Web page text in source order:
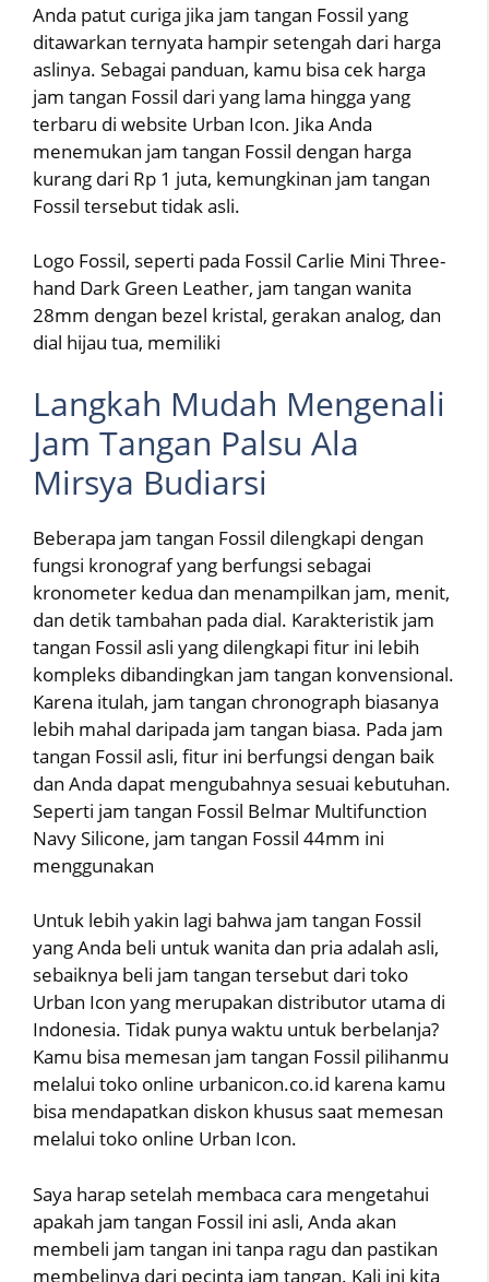
Anda patut curiga jika jam tangan Fossil yang
ditawarkan ternyata hampir setengah dari harga
aslinya. Sebagai panduan, kamu bisa cek harga
jam tangan Fossil dari yang lama hingga yang
terbaru di website Urban Icon. Jika Anda
menemukan jam tangan Fossil dengan harga
kurang dari Rp 1 juta, kemungkinan jam tangan
Fossil tersebut tidak asli.
Logo Fossil, seperti pada Fossil Carlie Mini Three-
hand Dark Green Leather, jam tangan wanita
28mm dengan bezel kristal, gerakan analog, dan
dial hijau tua, memiliki
Langkah Mudah Mengenali
Jam Tangan Palsu Ala
Mirsya Budiarsi
Beberapa jam tangan Fossil dilengkapi dengan
fungsi kronograf yang berfungsi sebagai
kronometer kedua dan menampilkan jam, menit,
dan detik tambahan pada dial. Karakteristik jam
tangan Fossil asli yang dilengkapi fitur ini lebih
kompleks dibandingkan jam tangan konvensional.
Karena itulah, jam tangan chronograph biasanya
lebih mahal daripada jam tangan biasa. Pada jam
tangan Fossil asli, fitur ini berfungsi dengan baik
dan Anda dapat mengubahnya sesuai kebutuhan.
Seperti jam tangan Fossil Belmar Multifunction
Navy Silicone, jam tangan Fossil 44mm ini
menggunakan
Untuk lebih yakin lagi bahwa jam tangan Fossil
yang Anda beli untuk wanita dan pria adalah asli,
sebaiknya beli jam tangan tersebut dari toko
Urban Icon yang merupakan distributor utama di
Indonesia. Tidak punya waktu untuk berbelanja?
Kamu bisa memesan jam tangan Fossil pilihanmu
melalui toko online urbanicon.co.id karena kamu
bisa mendapatkan diskon khusus saat memesan
melalui toko online Urban Icon.
Saya harap setelah membaca cara mengetahui
apakah jam tangan Fossil ini asli, Anda akan
membeli jam tangan ini tanpa ragu dan pastikan
membelinya dari pecinta jam tangan. Kali ini kita